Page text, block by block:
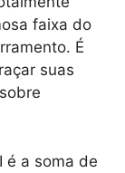
faixa do
É
suas
é a soma de